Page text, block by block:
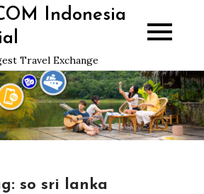
Indonesia
Travel Exchange
so sri lanka